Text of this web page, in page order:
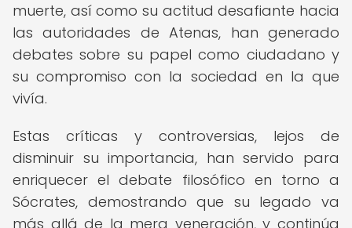
muerte, así como su actitud desafiante hacia
las autoridades de Atenas, han generado
debates sobre su papel como ciudadano y
su compromiso con la sociedad en la que
vivía.
Estas críticas y controversias, lejos de
disminuir su importancia, han servido para
enriquecer el debate filosófico en torno a
Sócrates, demostrando que su legado va
más allá de la mera veneración, y continúa